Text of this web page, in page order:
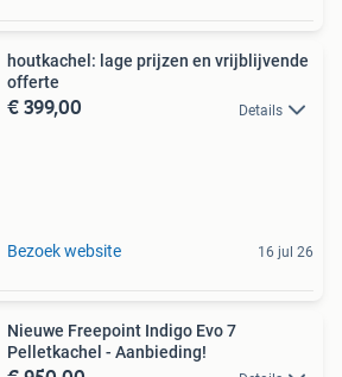
houtkachel: lage prijzen en vrijblijvende
offerte
€ 399,00 Details
Bezoek website 16 jul 26
Nieuwe Freepoint Indigo Evo 7
Pelletkachel - Aanbieding!